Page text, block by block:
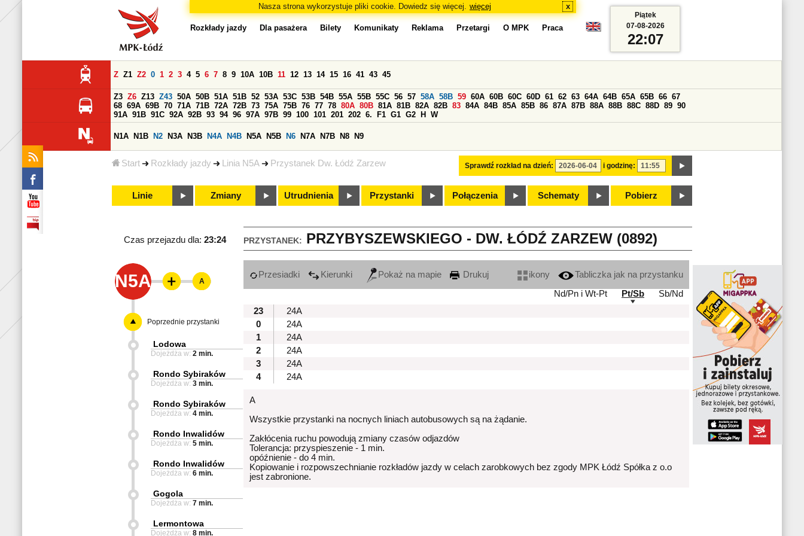
Nasza strona wykorzystuje pliki cookie. Dowiedz się więcej. więcej x
Start Rozkłady jazdy Linia N5A Przystanek Dw. Łódź Zarzew
Rozkłady jazdy Dla pasażera Bilety Komunikaty Reklama Przetargi O MPK Praca
Sprawdź rozkład na dzień: i godzinę:
Z Z1 Z2 0 1 2 3 4 5 6 7 8 9 10A 10B 11 12 13 14 15 16 41 43 45
Z3 Z6 Z13 Z43 50A 50B 51A 51B 52 53A 53C 53B 54B 55A 55B 55C 56 57 58A 58B 59 60A 60B 60C 60D 61 62 63 64A 64B 65A 65B 66 67
68 69A 69B 70 71A 71B 72A 72B 73 75A 75B 76 77 78 80A 80B 81A 81B 82A 82B 83 84A 84B 85A 85B 86 87A 87B 88A 88B 88C 88D 89 90
91A 91B 91C 92A 92B 93 94 96 97A 97B 99 100 101 201 202 6. F1 G1 G2 H W
N1A N1B N2 N3A N3B N4A N4B N5A N5B N6 N7A N7B N8 N9
Linie Zmiany Utrudnienia Przystanki Połączenia Schematy Pobierz
Piątek
07-08-2026
22:07
PRZYSTANEK: PRZYBYSZEWSKIEGO - DW. ŁÓDŹ ZARZEW (0892)
Czas przejazdu dla: 23:24
N5A Przesiadki Kierunki Pokaż na mapie Drukuj ikony
Tabliczka jak na przystanku
Nd/Pn i Wt-Pt
Pt/Sb
Sb/Nd
23
24A
0
24A
1
24A
2
24A
3
24A
4
24A
A
Wszystkie przystanki na nocnych liniach autobusowych są na żądanie.
Zakłócenia ruchu powodują zmiany czasów odjazdów
Tolerancja: przyspieszenie - 1 min.
opóźnienie - do 4 min.
Kopiowanie i rozpowszechnianie rozkładów jazdy w celach zarobkowych bez zgody MPK Łódź Spółka z o.o
jest zabronione.
A
Poprzednie przystanki
Lodowa
Dojeżdża w: 2 min.
Rondo Sybiraków
Dojeżdża w: 3 min.
Rondo Sybiraków
Dojeżdża w: 4 min.
Rondo Inwalidów
Dojeżdża w: 5 min.
Rondo Inwalidów
Dojeżdża w: 6 min.
Gogola
Dojeżdża w: 7 min.
Lermontowa
Dojeżdża w: 8 min.